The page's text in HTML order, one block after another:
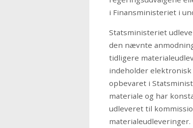
i Finansministeriet i
Statsministeriet
den nævnte
tidligere
indeholder elektronisk
opbevaret i
materiale og har
udleveret til